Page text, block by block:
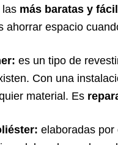
las más baratas y
ahorrar espacio
es un tipo de
Con una
material. Es
elaboradas